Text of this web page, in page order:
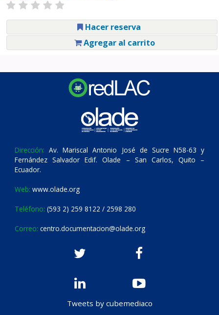
Hacer reserva
Agregar al carrito
Dirección: Av. Mariscal Antonio José de Sucre N58-63 y
Fernández Salvador Edif. Olade – San Carlos, Quito –
Ecuador.
Web: www.olade.org
Teléfono: (593 2) 259 8122 / 2598 280
Correo: centro.documentacion@olade.org
Tweets by cubemediaco